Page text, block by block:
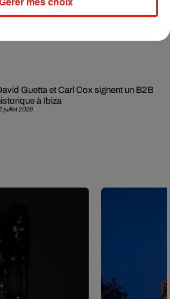
juillet 2026
Guetta et Carl Cox signent un B2B
à Ibiza